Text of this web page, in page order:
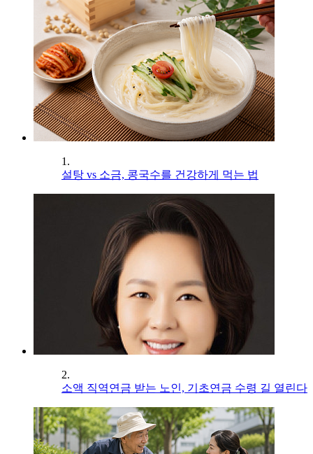
1.
설탕 vs 소금, 콩국수를 건강하게 먹는 법
2.
소액 직역연금 받는 노인, 기초연금 수령 길 열린다